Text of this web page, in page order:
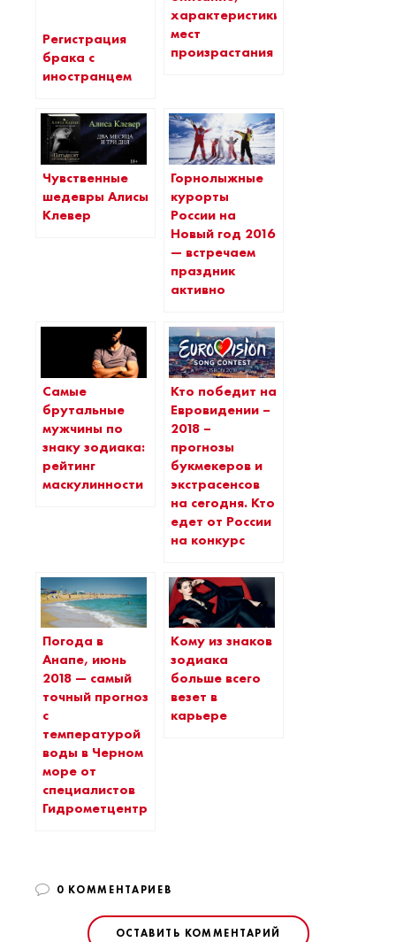
Регистрация
брака с
иностранцем
характеристики
мест
произрастания
Чувственные
шедевры Алисы
Клевер
Горнолыжные
курорты
России на
Новый год 2016
— встречаем
праздник
активно
Самые
брутальные
мужчины по
знаку зодиака:
рейтинг
маскулинности
Кто победит на
Евровидении –
2018 –
прогнозы
букмекеров и
экстрасенсов
на сегодня. Кто
едет от России
на конкурс
Погода в
Анапе, июнь
2018 — самый
точный прогноз
с
температурой
воды в Черном
море от
специалистов
Гидрометцентра
Кому из знаков
зодиака
больше всего
везет в
карьере
0 КОММЕНТАРИЕВ
ОСТАВИТЬ КОММЕНТАРИЙ